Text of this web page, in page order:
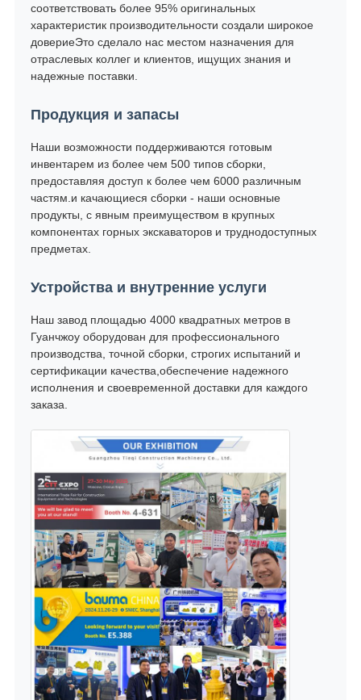
соответствовать более 95% оригинальных
характеристик производительности создали широкое
довериеЭто сделало нас местом назначения для
отраслевых коллег и клиентов, ищущих знания и
надежные поставки.
Продукция и запасы
Наши возможности поддерживаются готовым
инвентарем из более чем 500 типов сборки,
предоставляя доступ к более чем 6000 различным
частям.и качающиеся сборки - наши основные
продукты, с явным преимуществом в крупных
компонентах горных экскаваторов и труднодоступных
предметах.
Устройства и внутренние услуги
Наш завод площадью 4000 квадратных метров в
Гуанчжоу оборудован для профессионального
производства, точной сборки, строгих испытаний и
сертификации качества,обеспечение надежного
исполнения и своевременной доставки для каждого
заказа.